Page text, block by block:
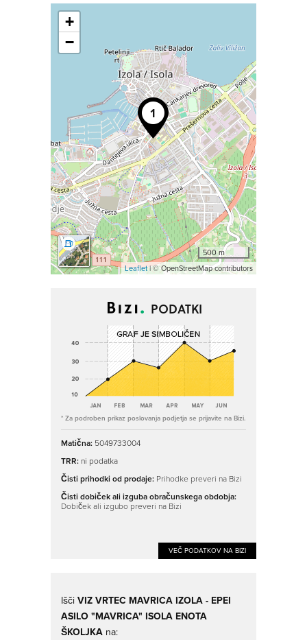
+
−
500 m
Leaflet| © OpenStreetMap contributors
PODATKI
* Za podroben prikaz poslovanja podjetja se prijavite na Bizi.
Matična: 5049733004
TRR: ni podatka
Čisti prihodki od prodaje: Prihodke preveri na Bizi
Čisti dobiček ali izguba obračunskega obdobja:
Dobiček ali izgubo preveri na Bizi
VEČ PODATKOV NA BIZI
IščiVIZ VRTEC MAVRICA IZOLA - EPEI
ASILO "MAVRICA" ISOLA ENOTA
ŠKOLJKA na: